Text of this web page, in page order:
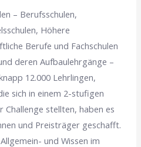
– Berufsschulen,
Höhere
Berufe und Fachschulen
deren Aufbaulehrgänge –
12.000 Lehrlingen,
sich in einem 2-stufigen
stellten, haben es
und Preisträger geschafft.
und Wissen im